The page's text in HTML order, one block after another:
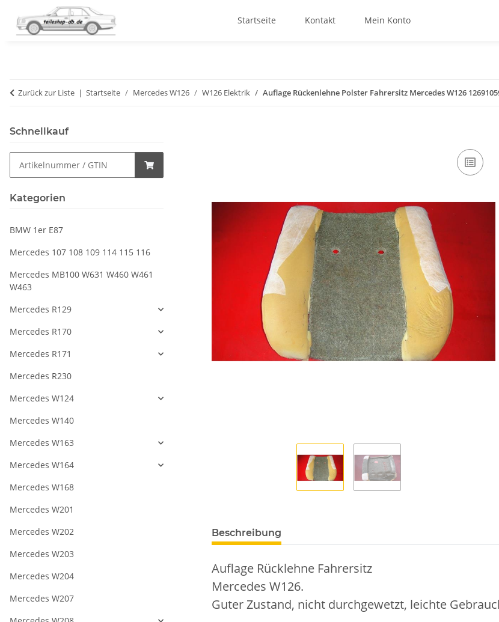
Startseite Kontakt Mein Konto
Zurück zur Liste Startseite Mercedes W126 W126 Elektrik Auflage Rückenlehne Polster Fahrersitz Mercedes W126
Beschreibung
Auflage Rücklehne Fahrersitz
Mercedes W126.
Guter Zustand, nicht durchgewetzt, leichte
Schnellkauf
Kategorien
BMW 1er E87
Mercedes 107 108 109 114 115 116
Mercedes MB100 W631 W460 W461
W463
Mercedes R129
Mercedes R170
Mercedes R171
Mercedes R230
Mercedes W124
Mercedes W140
Mercedes W163
Mercedes W164
Mercedes W168
Mercedes W201
Mercedes W202
Mercedes W203
Mercedes W204
Mercedes W207